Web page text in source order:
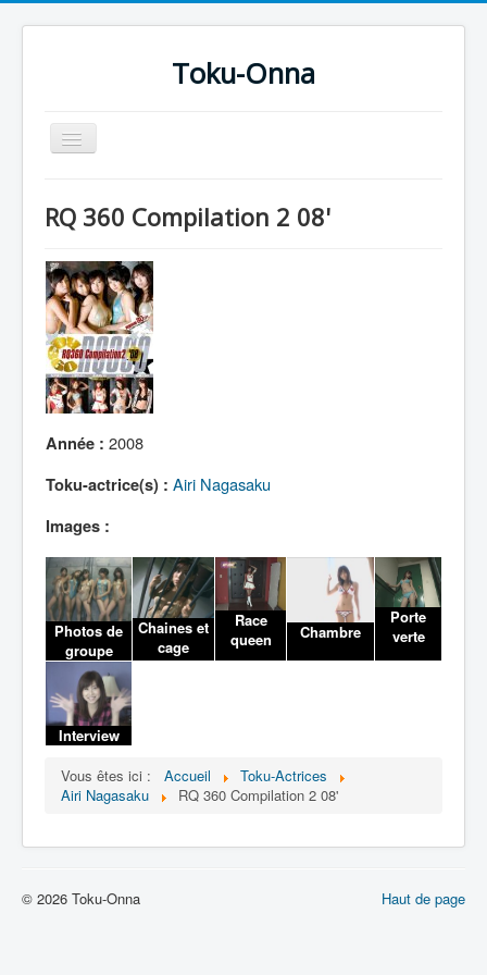
Toku-Onna
Basculer
la
Toku-Actrices
Toku-Critiques
Séries
Films
COSAA
Dessins
Artiste Asperger
Lexique
RQ 360 Compilation 2 08'
Année : 2008
Toku-actrice(s) : Airi Nagasaku
Images :
Photos de
groupe
Chaines et
cage
Race
queen
Chambre
Porte
verte
Interview
Vous êtes ici :
Accueil
Toku-Actrices
Airi Nagasaku
RQ 360 Compilation 2 08'
Haut de page
© 2026 Toku-Onna